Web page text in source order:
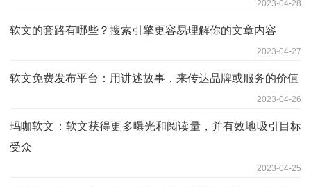
2023-04-28
软文的套路有哪些？搜索引擎更容易理解你的文章内容
2023-04-27
软文免费发布平台：用讲述故事，来传达品牌或服务的价值
2023-04-26
玛咖软文：软文获得更多曝光和阅读量，并有效地吸引目标
受众
2023-04-25